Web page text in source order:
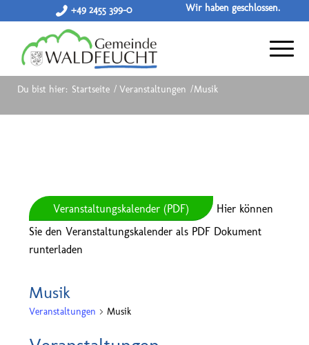
+49 2455 399-0 Wir haben geschlossen.
Du bist hier: Startseite / Veranstaltungen /Musik
Veranstaltungskalender (PDF)
Hier können
Sie den Veranstaltungskalender als PDF Dokument
runterladen
Musik
Veranstaltungen Musik